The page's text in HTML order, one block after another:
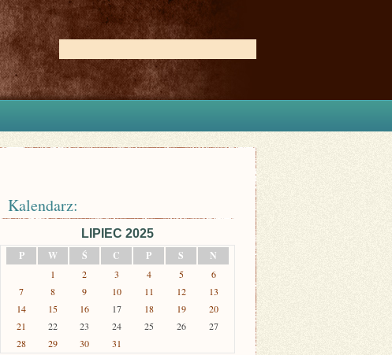
Kalendarz:
LIPIEC 2025
P
W Ś C P S N
1 2 3 4 5
6
7
8 9 10 11 12
13
14
15 16 17 18 19
20
21
22 23 24 25 26
27
28
29 30 31